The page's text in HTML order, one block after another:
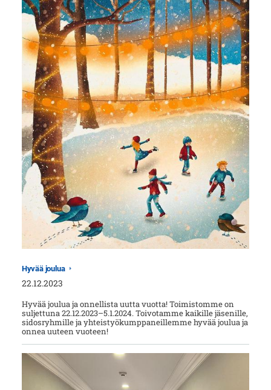
Hyvää joulua
22.12.2023
Hyvää joulua ja onnellista uutta vuotta! Toimistomme on
suljettuna 22.12.2023–5.1.2024. Toivotamme kaikille jäsenille,
sidosryhmille ja yhteistyökumppaneillemme hyvää joulua ja
onnea uuteen vuoteen!